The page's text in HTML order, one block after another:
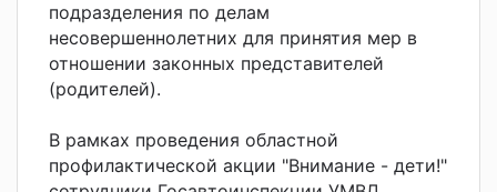
подразделения по делам
несовершеннолетних для принятия мер в
отношении законных представителей
(родителей).
В рамках проведения областной
профилактической акции "Внимание - дети!"